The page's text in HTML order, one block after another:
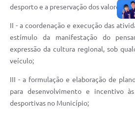
desporto e a preservação dos valores
II - a coordenação e execução das
estímulo da manifestação do
expressão da cultura regional, sob
veículo;
III - a formulação e elaboração de
para desenvolvimento e incentivo
desportivas no Município;